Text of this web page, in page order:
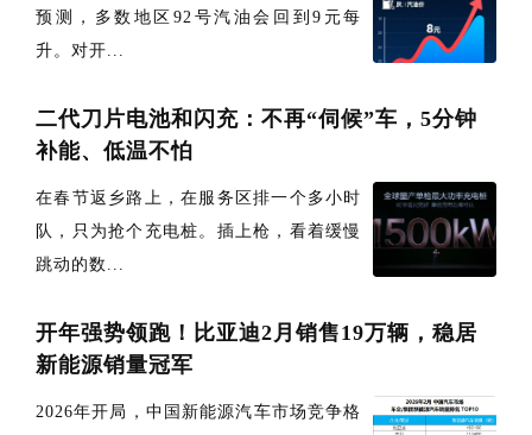
预测，多数地区92号汽油会回到9元每
升。对开...
二代刀片电池和闪充：不再“伺候”车，5分钟
补能、低温不怕
在春节返乡路上，在服务区排一个多小时
队，只为抢个充电桩。插上枪，看着缓慢
跳动的数...
开年强势领跑！比亚迪2月销售19万辆，稳居
新能源销量冠军
2026年开局，中国新能源汽车市场竞争格